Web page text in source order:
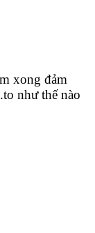
xong đảm
như thế nào